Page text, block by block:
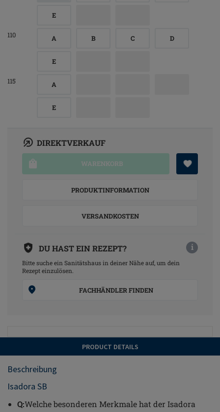
E
110 A B C D
E
115 A
E
DIREKTVERKAUF
WARENKORB
PRODUKTINFORMATION
VERSANDKOSTEN
DU HAST EIN REZEPT? i
Bitte suche ein Sanitätshaus in deiner Nähe auf, um dein
Rezept einzulösen.
FACHHÄNDLER FINDEN
PRODUCT DETAILS
Beschreibung
Isadora SB
Q:Welche besonderen Merkmale hat der Isadora